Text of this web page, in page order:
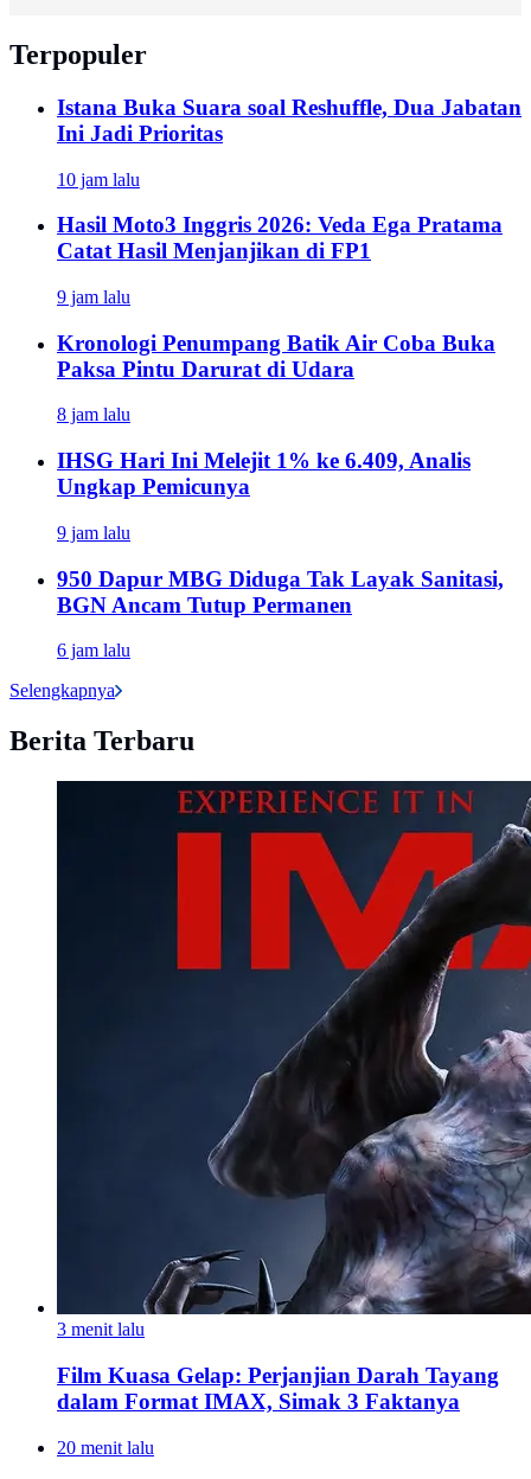
Terpopuler
Istana Buka Suara soal Reshuffle, Dua Jabatan
Ini Jadi Prioritas
10 jam lalu
Hasil Moto3 Inggris 2026: Veda Ega Pratama
Catat Hasil Menjanjikan di FP1
9 jam lalu
Kronologi Penumpang Batik Air Coba Buka
Paksa Pintu Darurat di Udara
8 jam lalu
IHSG Hari Ini Melejit 1% ke 6.409, Analis
Ungkap Pemicunya
9 jam lalu
950 Dapur MBG Diduga Tak Layak Sanitasi,
BGN Ancam Tutup Permanen
6 jam lalu
Selengkapnya
Berita Terbaru
3 menit lalu
Film Kuasa Gelap: Perjanjian Darah Tayang
dalam Format IMAX, Simak 3 Faktanya
20 menit lalu